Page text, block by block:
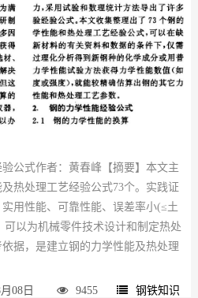
公式作者：黄春峰【摘要】本文主
热处理工艺经验公式73个。实践证
用性能、可靠性能、误差率小(≤土
可以为机械零件技术设计和制定热处
据，是建立钢的力学性能及热处理
08日 9455 钢铁知识